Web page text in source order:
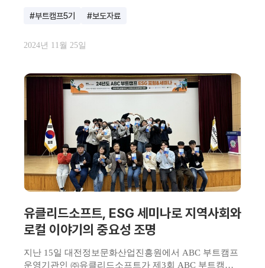
#부트캠프5기 #보도자료
2024년 11월 25일
유클리드소프트, ESG 세미나로 지역사회와
로컬 이야기의 중요성 조명
지난 15일 대전정보문화산업진흥원에서 ABC 부트캠프
운영기관인 ㈜유클리드소프트가 제3회 ABC 부트캠프